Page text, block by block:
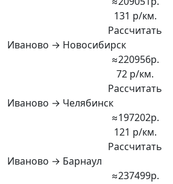
131 р/км.
Рассчитать
Иваново → Новосибирск
≈220956р.
72 р/км.
Рассчитать
Иваново → Челябинск
≈197202р.
121 р/км.
Рассчитать
Иваново → Барнаул
≈237499р.